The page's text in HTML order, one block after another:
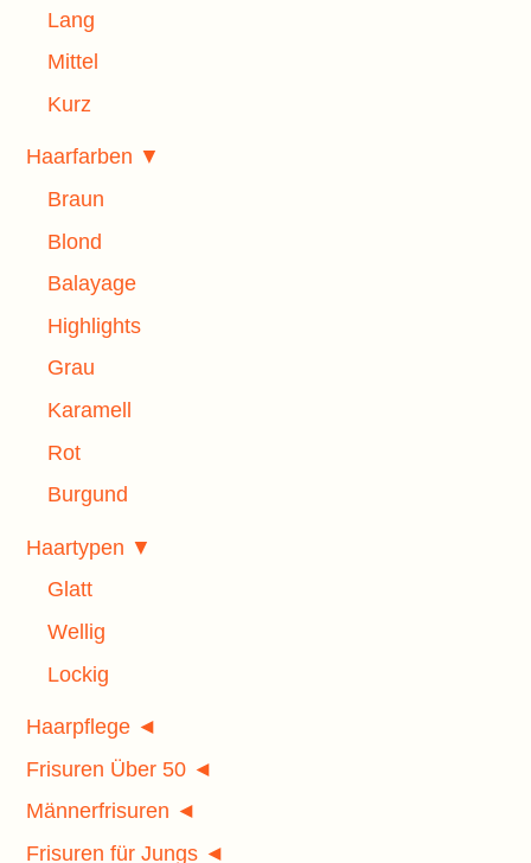
Lang
Mittel
Kurz
Haarfarben ▼
Braun
Blond
Balayage
Highlights
Grau
Karamell
Rot
Burgund
Haartypen ▼
Glatt
Wellig
Lockig
Haarpflege ◄
Frisuren Über 50 ◄
Männerfrisuren ◄
Frisuren für Jungs ◄